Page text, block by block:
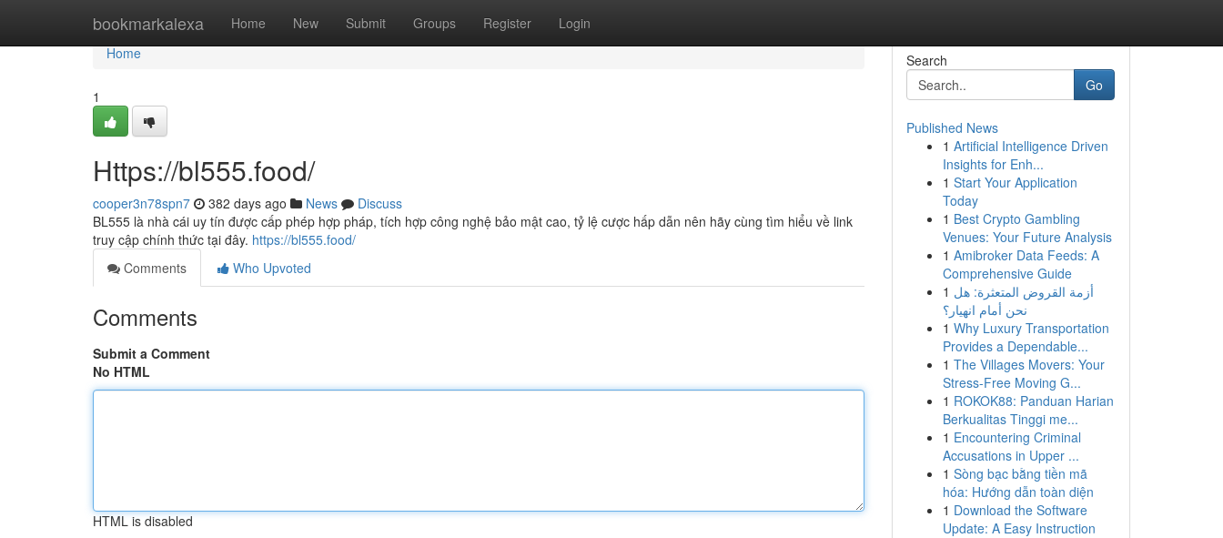
bookmarkalexa Home New Submit Groups Register Login
Home
Home
1
Https://bl555.food/
cooper3n78spn7 382 days ago News
Discuss
BL555 là nhà cái uy tín được cấp phép hợp pháp, tích hợp công nghệ bảo mật cao, tỷ lệ cược hấp dẫn nên hãy cùng tìm hiểu về link
truy cập chính thức tại đây. https://bl555.food/
Comments
Who Upvoted
Comments
Submit a Comment
No HTML
HTML is disabled
Search
Go
Published News
1 Artificial Intelligence Driven
Insights for Enh...
1 Start Your Application
Today
1 Best Crypto Gambling
Venues: Your Future Analysis
1 Amibroker Data Feeds: A
Comprehensive Guide
1 أزمة القروض المتعثرة: هل
نحن أمام انهيار؟
1 Why Luxury Transportation
Provides a Dependable...
1 The Villages Movers: Your
Stress-Free Moving G...
1 ROKOK88: Panduan Harian
Berkualitas Tinggi me...
1 Encountering Criminal
Accusations in Upper ...
1 Sòng bạc bằng tiền mã
hóa: Hướng dẫn toàn diện
1 Download the Software
Update: A Easy Instruction